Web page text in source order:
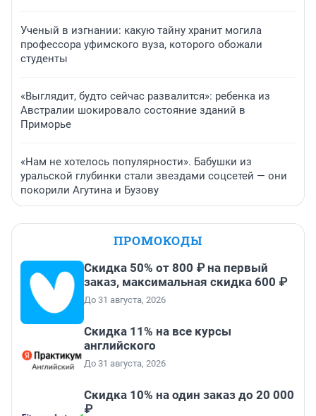
Ученый в изгнании: какую тайну хранит могила
профессора уфимского вуза, которого обожали
студенты
«Выглядит, будто сейчас развалится»: ребенка из
Австралии шокировало состояние зданий в
Приморье
«Нам не хотелось популярности». Бабушки из
уральской глубинки стали звездами соцсетей — они
покорили Агутина и Бузову
ПРОМОКОДЫ
Скидка 50% от 800 ₽ на первый
заказ, максимальная скидка 600 ₽
До 31 августа, 2026
Скидка 11% на все курсы
английского
До 31 августа, 2026
Скидка 10% на один заказ до 20 000
₽